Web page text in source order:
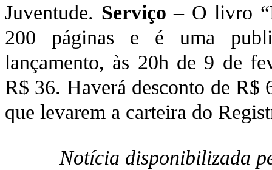
Juventude. Serviço – O livro
200 páginas e é uma
lançamento, às 20h de 9 de
R$ 36. Haverá desconto de R$
que levarem a carteira do
Notícia disponibilizada